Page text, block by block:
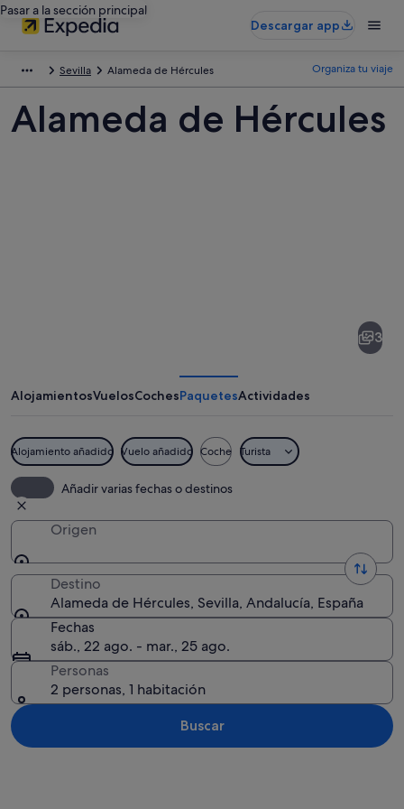
Pasar a la sección principal
Descargar app
Sevilla Alameda de Hércules Organiza tu viaje
Alameda de Hércules
3
AlojamientosVuelosCochesPaquetesActividades
Alojamiento añadido Vuelo añadido Coche Turista
Añadir varias fechas o destinos
Origen
Destino
Alameda de Hércules, Sevilla, Andalucía, España
Fechas
sáb., 22 ago. - mar., 25 ago.
Personas
2 personas, 1 habitación
Buscar